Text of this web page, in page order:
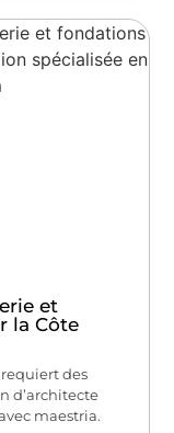
et
la Côte
des
d’architecte
maestria.